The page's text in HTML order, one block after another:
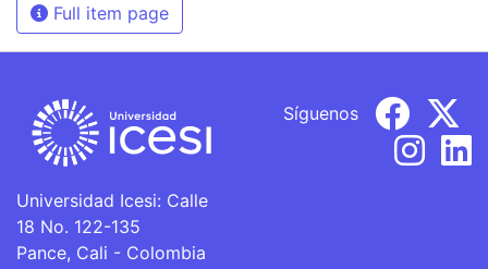
Full item page
Universidad Icesi: Calle
18 No. 122-135
Pance, Cali - Colombia
Síguenos